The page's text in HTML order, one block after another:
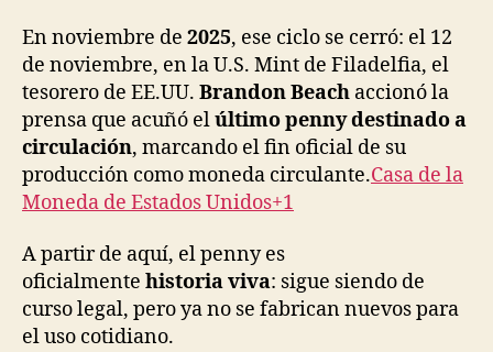
En noviembre de 2025, ese ciclo se cerró: el 12
de noviembre, en la U.S. Mint de Filadelfia, el
tesorero de EE.UU. Brandon Beach accionó la
prensa que acuñó elúltimo penny destinado a
circulación, marcando el fin oficial de su
producción como moneda circulante.Casa de la
Moneda de Estados Unidos+1
A partir de aquí, el penny es
oficialmente historia viva: sigue siendo de
curso legal, pero ya no se fabrican nuevos para
el uso cotidiano.